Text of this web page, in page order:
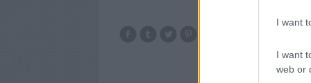
I want
I want
web or